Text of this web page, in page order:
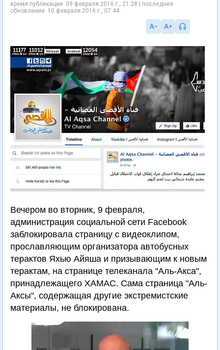
время публикации: 09 февраля 2016 г., 21:28 | последнее
обновление: 10 февраля 2016 г., 07:44
Вечером во вторник, 9 февраля,
администрация социальной сети Facebook
заблокировала страницу с видеоклипом,
прославляющим организатора автобусных
терактов Яхью Айяша и призывающим к новым
терактам, на странице телеканала "Аль-Акса",
принадлежащего ХАМАС. Сама страница "Аль-
Аксы", содержащая другие экстремистские
материалы, не блокирована.